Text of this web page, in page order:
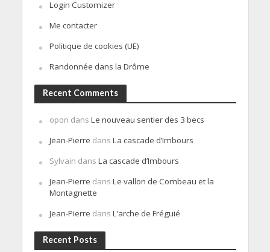
Login Customizer
Me contacter
Politique de cookies (UE)
Randonnée dans la Drôme
Recent Comments
opon dans Le nouveau sentier des 3 becs
Jean-Pierre dans La cascade d’Imbours
Sylvain dans La cascade d’Imbours
Jean-Pierre dans Le vallon de Combeau et la
Montagnette
Jean-Pierre dans L’arche de Fréguié
Recent Posts